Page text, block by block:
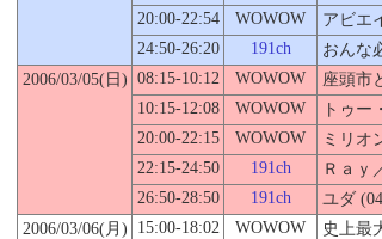
20:00-22:54
WOWOW アビエ
24:50-26:20
191ch おんな
2006/03/05(日) 08:15-10:12 WOWOW 座頭市
10:15-12:08
WOWOW トゥー
20:00-22:15
WOWOW ミリオ
22:15-24:50
191ch Ｒａｙ
26:50-28:50
191ch
ユダ
2006/03/06(月)
15:00-18:02 WOWOW 史上最